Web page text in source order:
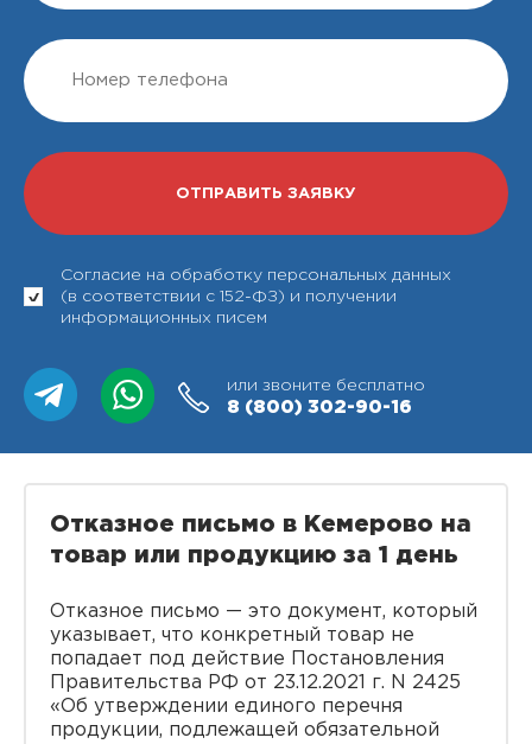
Согласие на обработку персональных данных
(в соответствии с 152-ФЗ) и получении
информационных писем
или звоните бесплатно
8 (800) 302-90-16
Отказное письмо в Кемерово на
товар или продукцию за 1 день
Отказное письмо — это документ, который
указывает, что конкретный товар не
попадает под действие Постановления
Правительства РФ от 23.12.2021 г. N 2425
«Об утверждении единого перечня
продукции, подлежащей обязательной